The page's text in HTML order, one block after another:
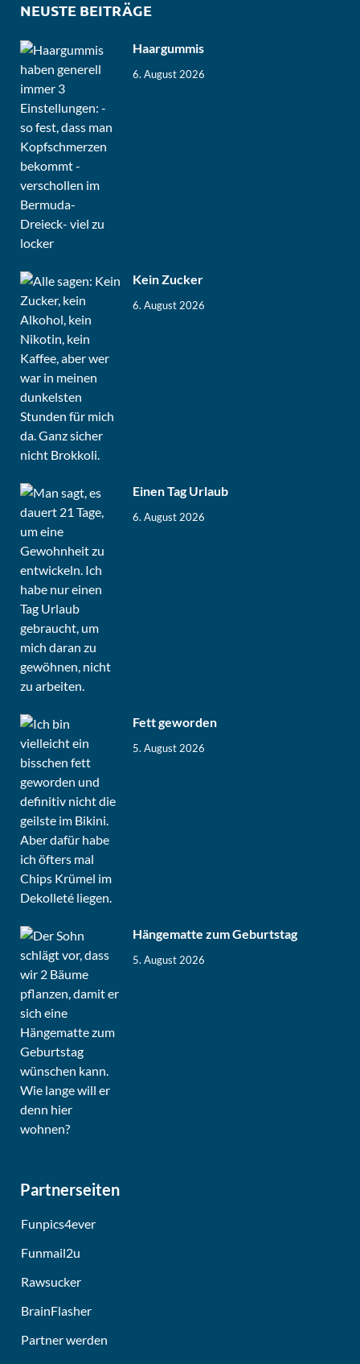
NEUSTE BEITRÄGE
Haargummis
6. August 2026
Kein Zucker
6. August 2026
Einen Tag Urlaub
6. August 2026
Fett geworden
5. August 2026
Hängematte zum Geburtstag
5. August 2026
Partnerseiten
Funpics4ever
Funmail2u
Rawsucker
BrainFlasher
Partner werden